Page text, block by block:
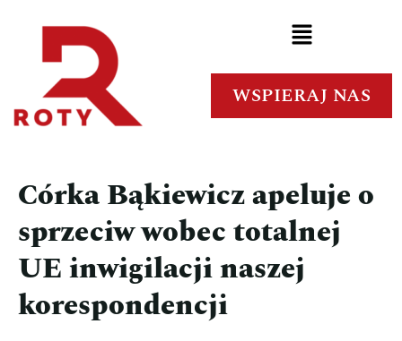
WSPIERAJ NAS
Córka Bąkiewicz apeluje o
sprzeciw wobec totalnej
UE inwigilacji naszej
korespondencji